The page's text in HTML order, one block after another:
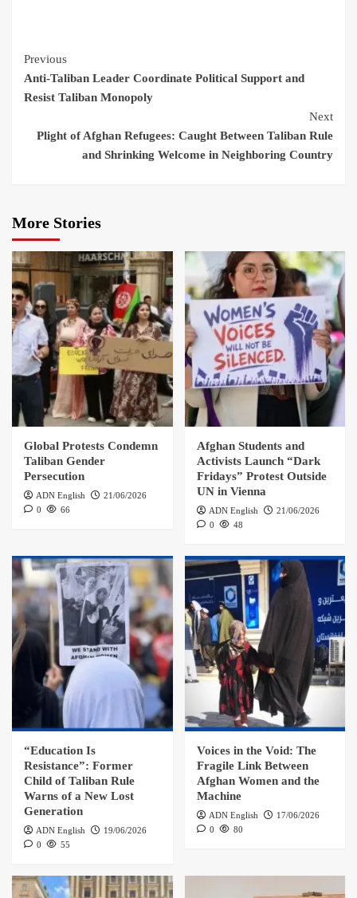
Previous
Anti-Taliban Leader Coordinate Political Support and
Resist Taliban Monopoly
Next
Plight of Afghan Refugees: Caught Between Taliban Rule
and Shrinking Welcome in Neighboring Country
More Stories
Global Protests Condemn
Taliban Gender
Persecution
ADN English
21/06/2026
0
66
Afghan Students and
Activists Launch “Dark
Fridays” Protest Outside
UN in Vienna
ADN English
21/06/2026
0
48
“Education Is
Resistance”: Former
Child of Taliban Rule
Warns of a New Lost
Generation
ADN English
19/06/2026
0
55
Voices in the Void: The
Fragile Link Between
Afghan Women and the
Machine
ADN English
17/06/2026
0
80